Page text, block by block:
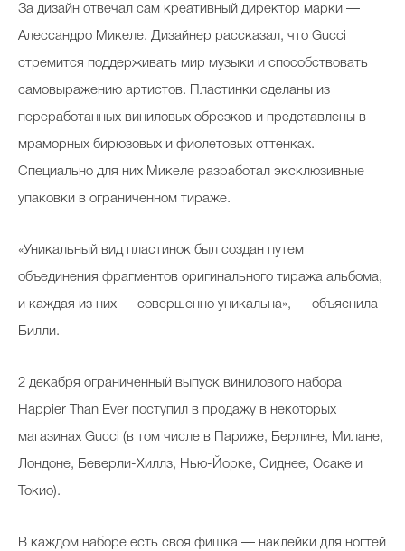
За дизайн отвечал сам креативный директор марки —
Алессандро Микеле. Дизайнер рассказал, что Gucci
стремится поддерживать мир музыки и способствовать
самовыражению артистов. Пластинки сделаны из
переработанных виниловых обрезков и представлены в
мраморных бирюзовых и фиолетовых оттенках.
Специально для них Микеле разработал эксклюзивные
упаковки в ограниченном тираже.
«Уникальный вид пластинок был создан путем
объединения фрагментов оригинального тиража альбома,
и каждая из них — совершенно уникальна», — объяснила
Билли.
2 декабря ограниченный выпуск винилового набора
Happier Than Ever поступил в продажу в некоторых
магазинах Gucci (в том числе в Париже, Берлине, Милане,
Лондоне, Беверли-Хиллз, Нью-Йорке, Сиднее, Осаке и
Токио).
В каждом наборе есть своя фишка — наклейки для ногтей